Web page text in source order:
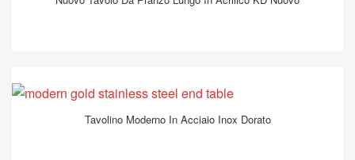
Tavolino Moderno In Acciaio Inox Dorato